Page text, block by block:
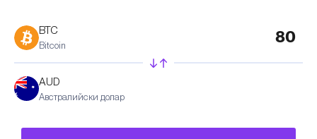
BTC
Bitcoin
AUD
Австралийски долар